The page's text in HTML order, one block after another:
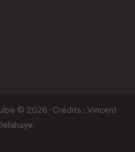
© 2026 · Crédits : Vincent